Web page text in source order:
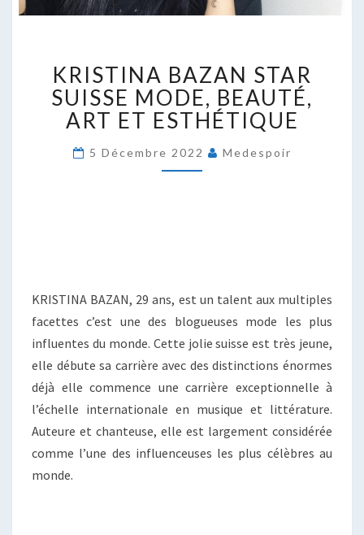
BAZAN
STAR
SUISSE
MODE,
BEAUTÉ,
ART
KRISTINA BAZAN STAR
SUISSE MODE, BEAUTÉ,
ART ET ESTHÉTIQUE
5 Décembre 2022 Medespoir
KRISTINA BAZAN, 29 ans, est un talent aux multiples
facettes c’est une des blogueuses mode les plus
influentes du monde. Cette jolie suisse est très jeune,
elle débute sa carrière avec des distinctions énormes
déjà elle commence une carrière exceptionnelle à
l’échelle internationale en musique et littérature.
Auteure et chanteuse, elle est largement considérée
comme l’une des influenceuses les plus célèbres au
monde.